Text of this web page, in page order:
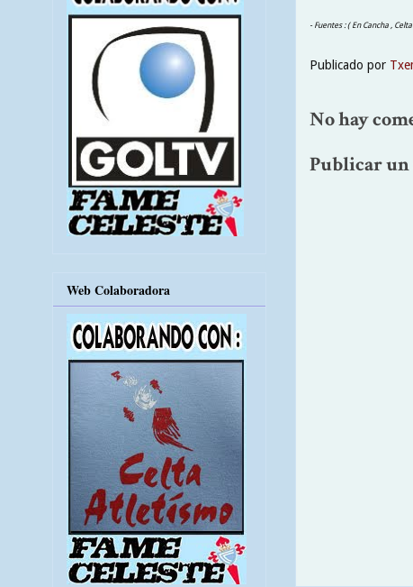
- Fuentes : ( En Cancha ,
Publicado por
No hay
Publicar
Web Colaboradora